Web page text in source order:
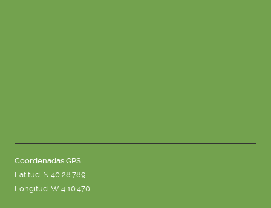
Coordenadas GPS:
Latitud: N 40 28.789
Longitud: W 4 10.470